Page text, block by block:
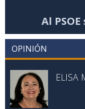
Al
OPINIÓN
ELISA